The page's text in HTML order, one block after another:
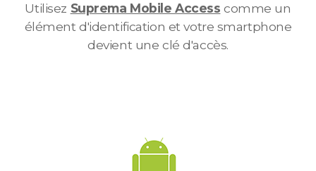
Utilisez Suprema Mobile Access comme un
élément d'identification et votre smartphone
devient une clé d'accès.